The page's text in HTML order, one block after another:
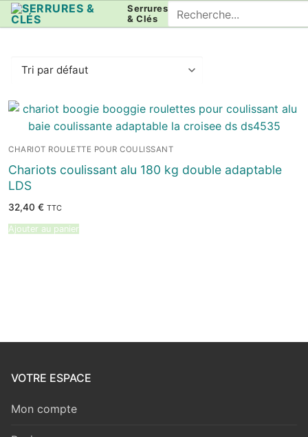
Aller
au
Serrures
& Clés
Rechercher
:
CHARIOT ROULETTE POUR COULISSANT
Chariots coulissant alu 180 kg double adaptable
LDS
32,40 € TTC
Ajouter au panier
VOTRE ESPACE
Mon compte